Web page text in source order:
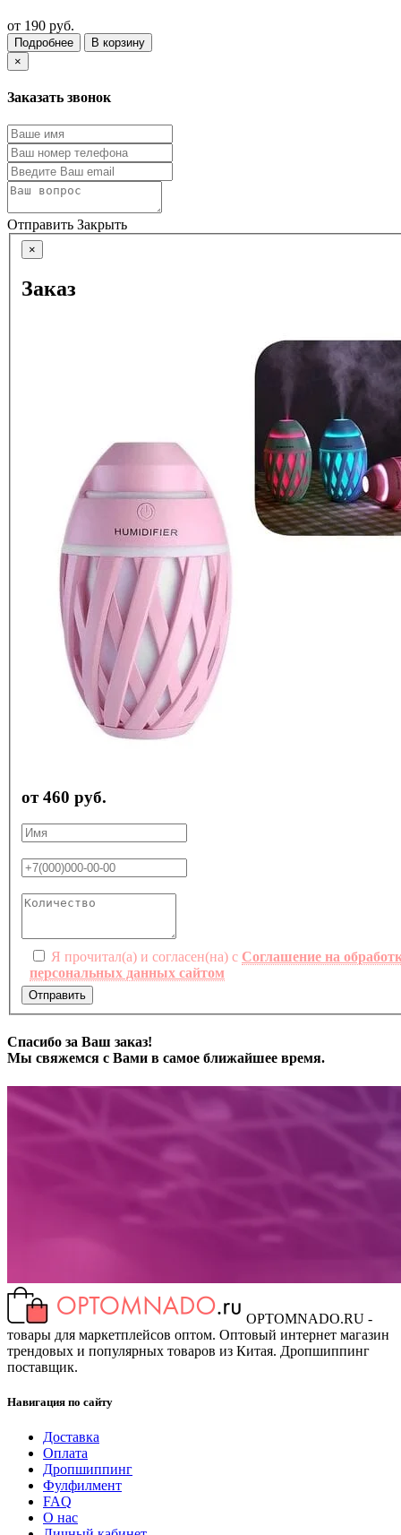
от 190 руб.
Подробнее
В корзину
×
Заказать звонок
Отправить Закрыть
×
Заказ
от 460 руб.
Я прочитал(а) и согласен(на) с Соглашение на
персональных данных сайтом
Отправить
Спасибо за Ваш заказ!
Мы свяжемся с Вами в самое ближайшее время.
OPTOMNADO.RU -
товары для маркетплейсов оптом. Оптовый интернет магазин
трендовых и популярных товаров из Китая. Дропшиппинг
поставщик.
Навигация по сайту
Доставка
Оплата
Дропшиппинг
Фулфилмент
FAQ
О нас